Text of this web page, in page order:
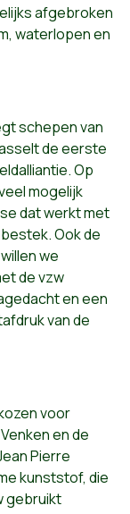
afgebroken
waterlopen en
schepen van
de eerste
Op
mogelijk
dat werkt met
Ook de
we
de vzw
en een
van de
voor
en de
Pierre
kunststof, die
gebruikt